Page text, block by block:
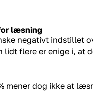
læsning
negativt indstillet
flere er enige i, at
mener dog ikke at